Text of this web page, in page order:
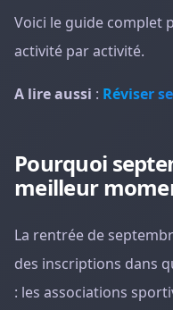
Voici le guide complet
activité par activité.
A lire aussi : Réviser
Pourquoi
meilleur
La rentrée de
des inscriptions dans
: les associations